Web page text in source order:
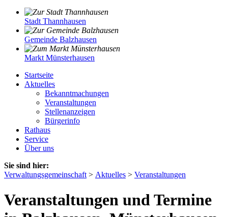
Stadt Thannhausen
Gemeinde Balzhausen
Markt Münsterhausen
Startseite
Aktuelles
Bekanntmachungen
Veranstaltungen
Stellenanzeigen
Bürgerinfo
Rathaus
Service
Über uns
Sie sind hier:
Verwaltungsgemeinschaft > Aktuelles > Veranstaltungen
Veranstaltungen und Termine